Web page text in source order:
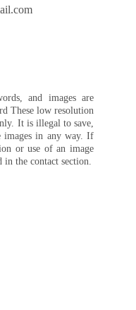
and images are
These low resolution
It is illegal to save,
images in any way. If
or use of an image
in the contact section.